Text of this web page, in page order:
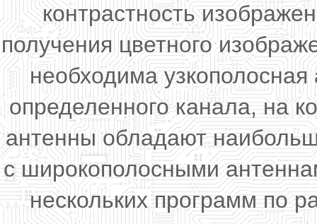
контрастность
получения цветного
необходима
определенного канала, на
антенны обладают
с широкополосными
нескольких программ по